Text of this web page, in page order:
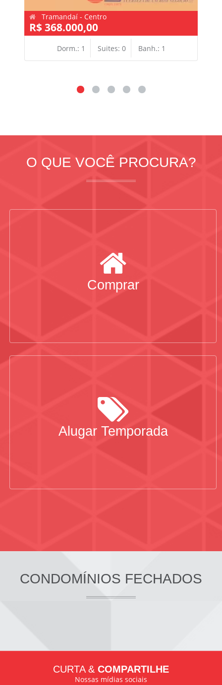
Tramandaí - Centro
R$ 368.000,00
Dorm.: 1 Suites: 0 Banh.: 1
O QUE VOCÊ PROCURA?
Comprar
Alugar Temporada
CONDOMÍNIOS FECHADOS
CURTA & COMPARTILHE
Nossas mídias sociais